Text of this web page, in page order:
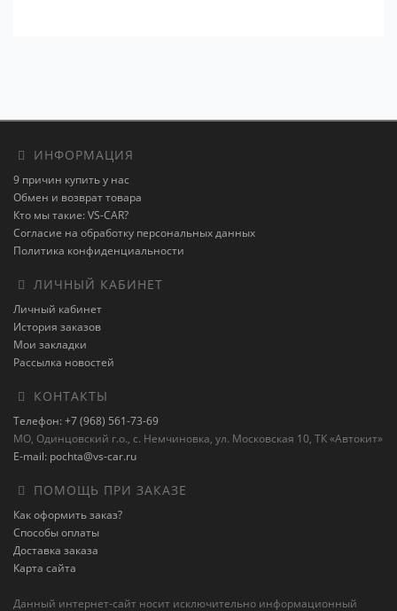
ИНФОРМАЦИЯ
9 причин купить у нас
Обмен и возврат товара
Кто мы такие: VS-CAR?
Согласие на обработку персональных данных
Политика конфиденциальности
ЛИЧНЫЙ КАБИНЕТ
Личный кабинет
История заказов
Мои закладки
Рассылка новостей
КОНТАКТЫ
Телефон: +7 (968) 561-73-69
МО, Одинцовский г.о., с. Немчиновка, ул. Московская 10, ТК «Автокит»
E-mail: pochta@vs-car.ru
ПОМОЩЬ ПРИ ЗАКАЗЕ
Как оформить заказ?
Способы оплаты
Доставка заказа
Карта сайта
Данный интернет-сайт носит исключительно информационный